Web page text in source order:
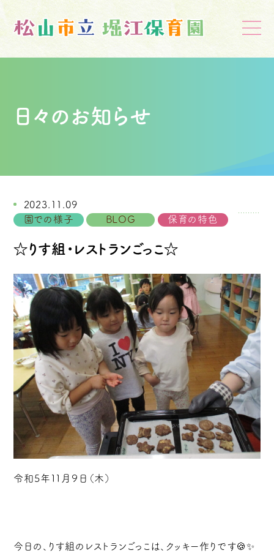
日々のお知らせ
2023.11.09
園での様子
BLOG 保育の特色
☆りす組・レストランごっこ☆
令和5年１１月９日（木）
今日の、りす組のレストランごっこは、クッキー作りです🍪✨